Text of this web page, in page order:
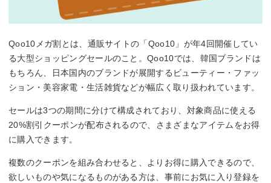
Qoo10メガ割とは、通販サイトの「Qoo10」が年4回開催してい
る大型ショッピングセールのこと。Qoo10では、韓国ブランドは
もちろん、日本国内のブランドが展開するビューティー・ファッ
ション・美容家電・生活雑貨などが幅広く取り扱われています。
セールは3つの期間に分けて構成されており、対象商品に使える
20%割引クーポンが配布されるので、さまざまなアイテムをお得
に購入できます。
複数のクーポンを組み合わせると、よりお得に購入できるので、
欲しいものや気になるものがある方は、事前にお気に入り登録を